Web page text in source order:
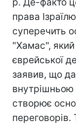
права
суперечить
"Хамас",
єврейської
заявив, що
внутрішньою
створює
переговорів.